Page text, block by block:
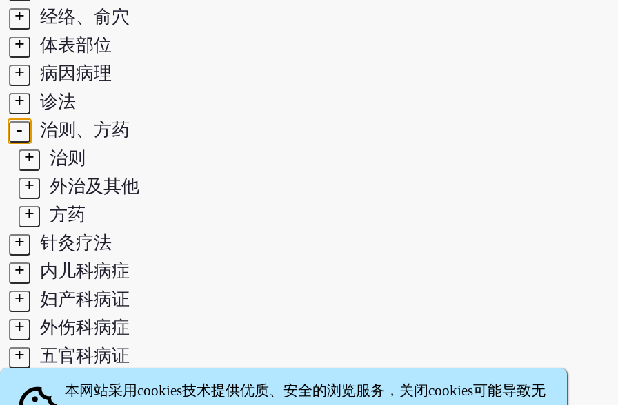
+
经络、俞穴
+
体表部位
+
病因病理
+
诊法
-
治则、方药
+
治则
+
外治及其他
+
方药
+
针灸疗法
+
内儿科病症
+
妇产科病证
+
外伤科病症
+
五官科病证
医史本网站采用cookies技术提供优质、安全的浏览服务，关闭cookies可能导致无